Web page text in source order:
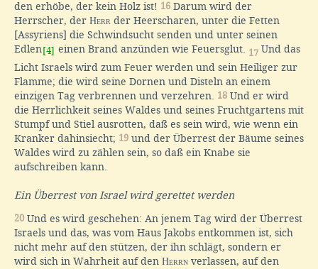
den erhöbe, der kein Holz ist! 16 Darum wird der
Herrscher, der Herr der Heerscharen, unter die Fetten
[Assyriens] die Schwindsucht senden und unter seinen
Edlen [4] einen Brand anzünden wie Feuersglut. 17 Und das
Licht Israels wird zum Feuer werden und sein Heiliger zur
Flamme; die wird seine Dornen und Disteln an einem
einzigen Tag verbrennen und verzehren. 18 Und er wird
die Herrlichkeit seines Waldes und seines Fruchtgartens mit
Stumpf und Stiel ausrotten, daß es sein wird, wie wenn ein
Kranker dahinsiecht; 19 und der Überrest der Bäume seines
Waldes wird zu zählen sein, so daß ein Knabe sie
aufschreiben kann.
Ein Überrest von Israel wird gerettet werden
20 Und es wird geschehen: An jenem Tag wird der Überrest
Israels und das, was vom Haus Jakobs entkommen ist, sich
nicht mehr auf den stützen, der ihn schlägt, sondern er
wird sich in Wahrheit auf den Herrn verlassen, auf den